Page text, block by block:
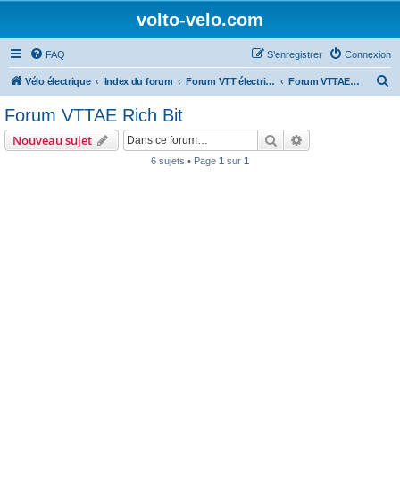
volto-velo.com
FAQ Connexion
S’enregistrer
Vélo électrique Index du forum Forum VTT électrique par marques (Giant, Lapierre, Specialized...) Forum VTTAE Rich Bit
Forum VTTAE Rich Bit
Nouveau sujet Rechercher
6 sujets • Page 1 sur 1